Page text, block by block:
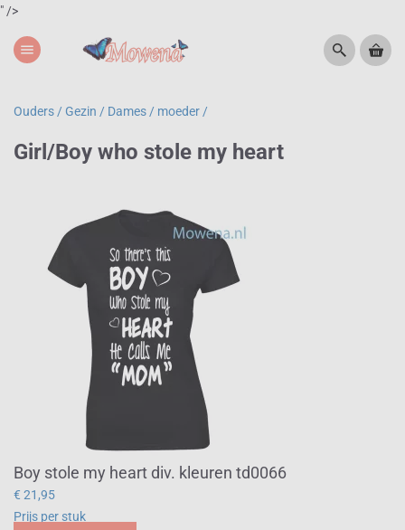
" />
menu
Ouders / Gezin / Dames / moeder /
Girl/Boy who stole my heart
Boy stole my heart div. kleuren td0066
€ 21,95
Prijs per stuk